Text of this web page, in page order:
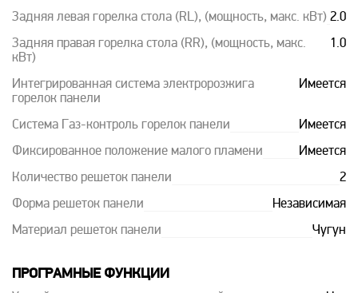
Задняя левая горелка стола (RL), (мощность, макс. кВт) 2.0
Задняя правая горелка стола (RR), (мощность, макс.
кВт)
1.0
Интегрированная система электророзжига
горелок панели
Имеется
Система Газ-контроль горелок панели Имеется
Фиксированное положение малого пламени Имеется
Количество решеток панели 2
Форма решеток панели Независимая
Материал решеток панели Чугун
ПРОГРАМНЫЕ ФУНКЦИИ